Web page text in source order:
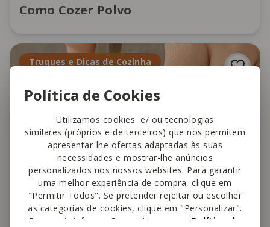
Política de Cookies
Utilizamos cookies e/ ou tecnologias
similares (próprios e de terceiros) que nos permitem
apresentar-lhe ofertas adaptadas às suas
necessidades e mostrar-lhe anúncios
personalizados nos nossos websites. Para garantir
uma melhor experiência de compra, clique em
"Permitir Todos". Se pretender rejeitar ou escolher
as categorias de cookies, clique em "Personalizar".
Para mais informações, visite a nossa Política de
Como Cozer Polvo
Truques e Dicas de Cozinha